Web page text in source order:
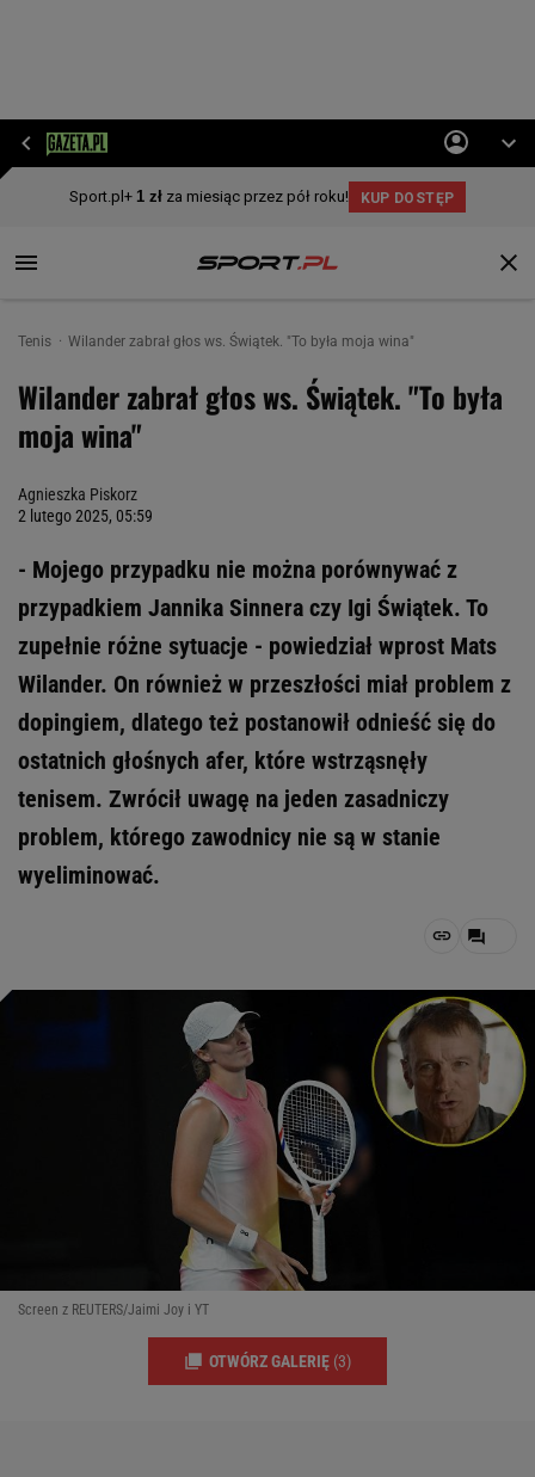
Tenis Wilander zabrał głos ws. Świątek. "To była moja wina"
Wilander zabrał głos ws. Świątek. "To była
moja wina"
Agnieszka Piskorz
2 lutego 2025, 05:59
- Mojego przypadku nie można porównywać z
przypadkiem Jannika Sinnera czy Igi Świątek. To
zupełnie różne sytuacje - powiedział wprost Mats
Wilander. On również w przeszłości miał problem z
dopingiem, dlatego też postanowił odnieść się do
ostatnich głośnych afer, które wstrząsnęły
tenisem. Zwrócił uwagę na jeden zasadniczy
problem, którego zawodnicy nie są w stanie
wyeliminować.
Screen z REUTERS/Jaimi Joy i YT
OTWÓRZ GALERIĘ (3)